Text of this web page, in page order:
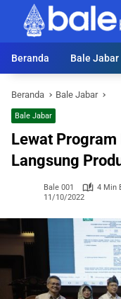
Langsung
konten
Beranda
Bale Jabar
Beranda Bale Jabar
Bale Jabar
Lewat Program
Langsung
Bale 001
4 Min
11/10/2022